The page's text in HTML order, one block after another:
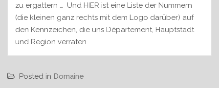
zu ergattern … Und HIER ist eine Liste der Nummern
(die kleinen ganz rechts mit dem Logo darüber) auf
den Kennzeichen, die uns Département, Hauptstadt
und Region verraten.
Posted in Domaine